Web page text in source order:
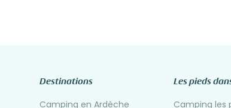
Destinations
Camping en Ardèche
Les pieds
Camping les